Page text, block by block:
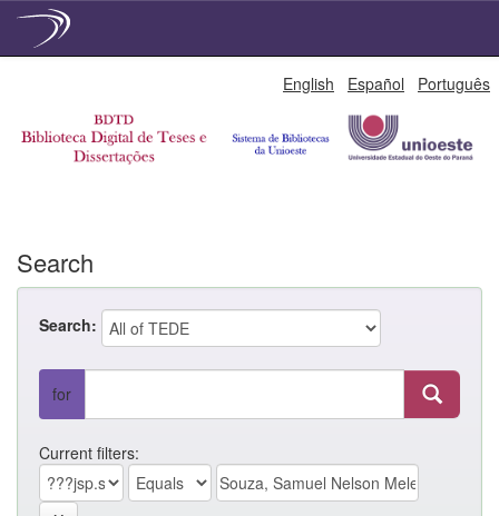
English Español Português
Search
Search:
for
Current filters: